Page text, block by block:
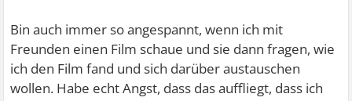
Bin auch immer so angespannt, wenn ich mit
Freunden einen Film schaue und sie dann fragen, wie
ich den Film fand und sich darüber austauschen
wollen. Habe echt Angst, dass das auffliegt, dass ich